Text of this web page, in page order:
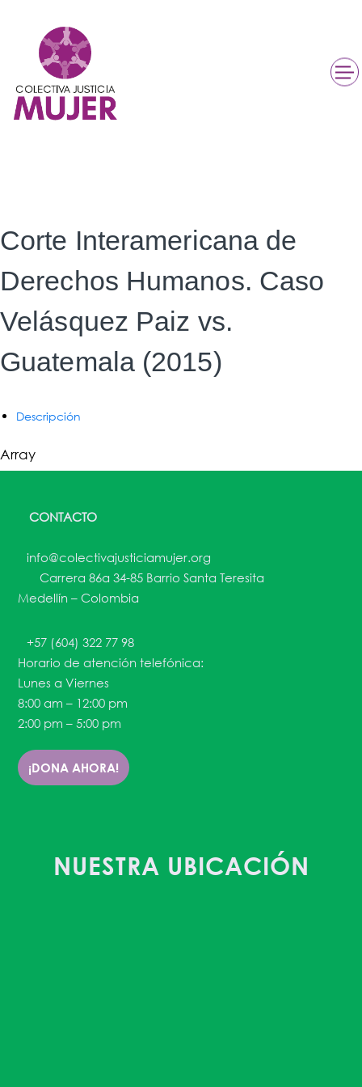
Corte Interamericana de
Derechos Humanos. Caso
Velásquez Paiz vs.
Guatemala (2015)
Descripción
Array
CONTACTO
info@colectivajusticiamujer.org
Carrera 86a 34-85 Barrio Santa Teresita
Medellín – Colombia
+57 (604) 322 77 98
Horario de atención telefónica:
Lunes a Viernes
8:00 am – 12:00 pm
2:00 pm – 5:00 pm
¡DONA AHORA!
NUESTRA UBICACIÓN